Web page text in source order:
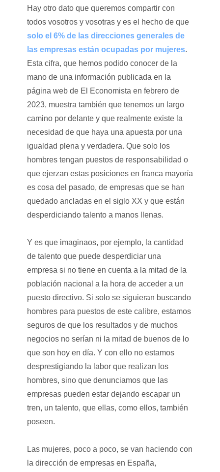
Hay otro dato que queremos compartir con
todos vosotros y vosotras y es el hecho de que
solo el 6% de las direcciones generales de
las empresas están ocupadas por mujeres.
Esta cifra, que hemos podido conocer de la
mano de una información publicada en la
página web de El Economista en febrero de
2023, muestra también que tenemos un largo
camino por delante y que realmente existe la
necesidad de que haya una apuesta por una
igualdad plena y verdadera. Que solo los
hombres tengan puestos de responsabilidad o
que ejerzan estas posiciones en franca mayoría
es cosa del pasado, de empresas que se han
quedado ancladas en el siglo XX y que están
desperdiciando talento a manos llenas.
Y es que imaginaos, por ejemplo, la cantidad
de talento que puede desperdiciar una
empresa si no tiene en cuenta a la mitad de la
población nacional a la hora de acceder a un
puesto directivo. Si solo se siguieran buscando
hombres para puestos de este calibre, estamos
seguros de que los resultados y de muchos
negocios no serían ni la mitad de buenos de lo
que son hoy en día. Y con ello no estamos
desprestigiando la labor que realizan los
hombres, sino que denunciamos que las
empresas pueden estar dejando escapar un
tren, un talento, que ellas, como ellos, también
poseen.
Las mujeres, poco a poco, se van haciendo con
la dirección de empresas en España,